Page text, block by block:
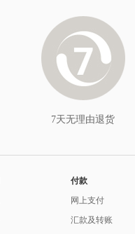
7天无理由退货
付款
网上支付
汇款及转账